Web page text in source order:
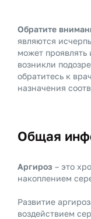
Обратите
являются
может проявлять
возникли
обратитесь к
назначения
Общая
Аргироз – это
накоплением
Развитие
воздействием